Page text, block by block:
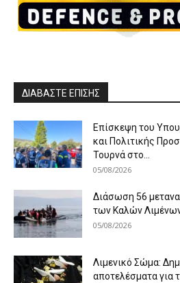
ΔΙΑΒΑΣΤΕ ΕΠΙΣΗΣ
Επίσκεψη του
και Πολιτικής
Τουρνά στο...
05/08/2026
Διάσωση 56
των Καλών
05/08/2026
Λιμενικό Σώμα:
αποτελέσματα για